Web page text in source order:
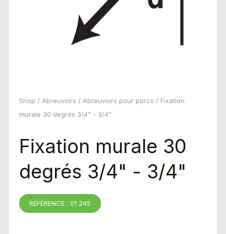
Shop / Abreuvoirs / Abreuvoirs pour porcs / Fixation
murale 30 degrés 3/4" - 3/4"
Fixation murale 30
degrés 3/4" - 3/4"
RÉFÉRENCE : 01 245